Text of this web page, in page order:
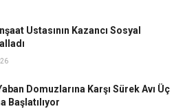
Ustasının Kazancı Sosyal
Domuzlarına Karşı Sürek Avı Üç
Başlatılıyor